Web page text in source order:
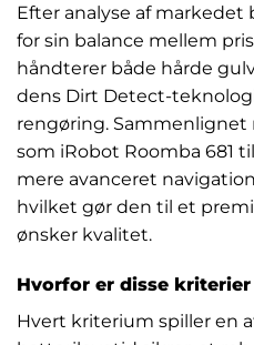
Efter analyse af markedet
for sin balance mellem
håndterer både hårde
dens Dirt Detect-
rengøring.
som iRobot Roomba 681
mere avanceret
hvilket gør den til et
ønsker kvalitet.
Hvorfor er disse
Hvert kriterium spiller en